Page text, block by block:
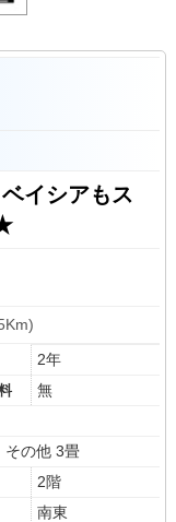
イシアもス
2年
無
その他 3畳
2階
南東